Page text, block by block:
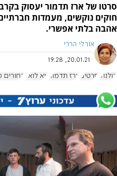
סרטו של ארז תדמור יעסוק
חוקים נוקשים, מעמדות
אהבה בלתי אפשרי.
אורלי הררי
20.01.21, 19:28
קולנוע סרטים ארז תדמור גיא לואל בחורים